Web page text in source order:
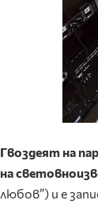
Гвоздеят на
на
любов”) и е